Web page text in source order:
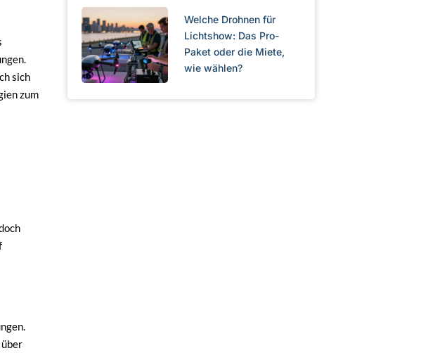
sich
zum
Welche Drohnen für
Lichtshow: Das Pro-
Paket oder die Miete,
wie wählen?